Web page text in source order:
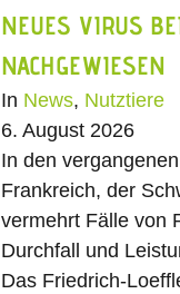
NEUES VIRUS
NACHGEWIESEN
In News, Nutztiere
6. August 2026
In den
Frankreich, der
vermehrt Fälle von
Durchfall und
Das Friedrich-